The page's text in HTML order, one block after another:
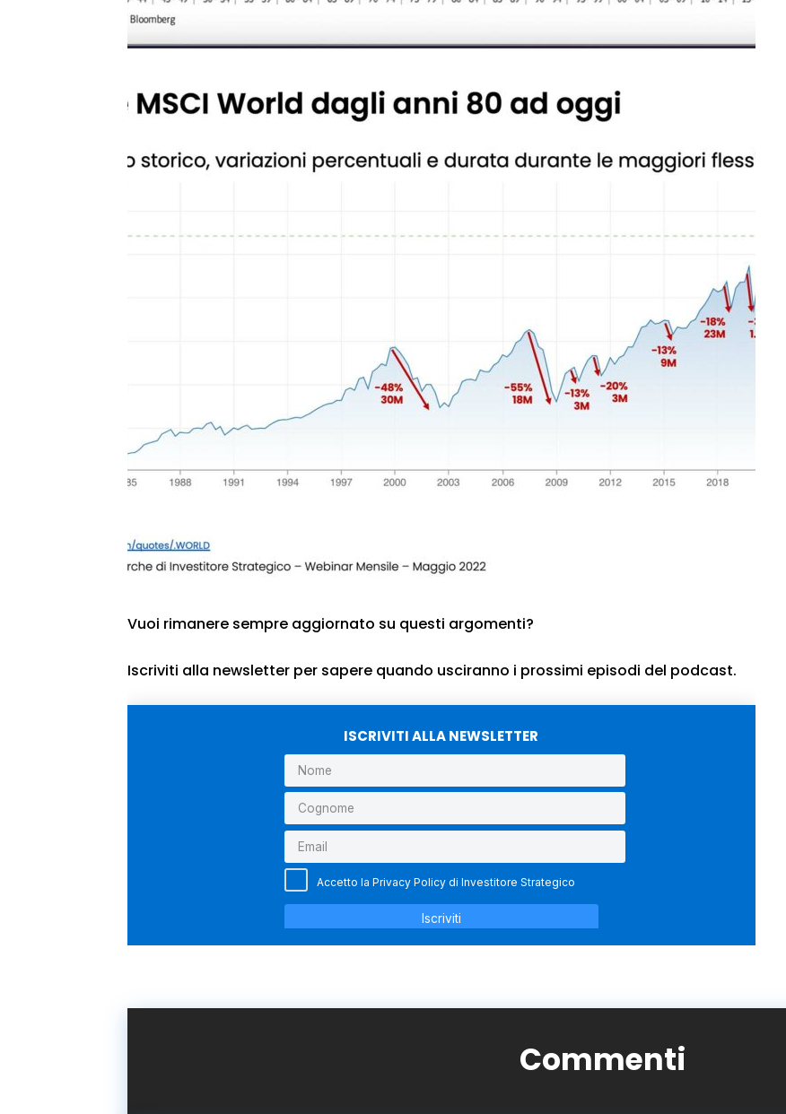
Vuoi rimanere sempre aggiornato su questi argomenti?
Iscriviti alla newsletter per sapere quando usciranno i prossimi episodi del podcast.
ISCRIVITI ALLA NEWSLETTER
Commenti